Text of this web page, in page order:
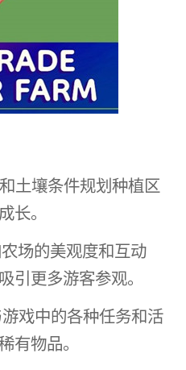
土壤条件规划种植区
长。
场的美观度和互动
引更多游客参观。
戏中的各种任务和活
有物品。